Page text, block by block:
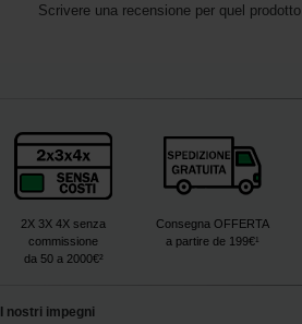
Scrivere una recensione per quel prodotto
2X 3X 4X senza
commissione
da 50 a 2000€²
Consegna OFFERTA
a partire de 199€¹
I nostri impegni